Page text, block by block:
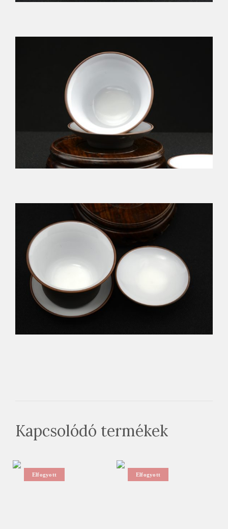
Kapcsolódó termékek
Elfogyott Elfogyott